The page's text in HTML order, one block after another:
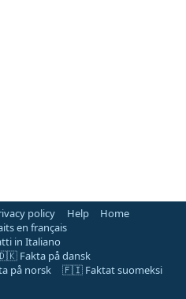
policy Help
Home
en français
in Italiano
Fakta på dansk
på norsk
🇫🇮 Faktat suomeksi